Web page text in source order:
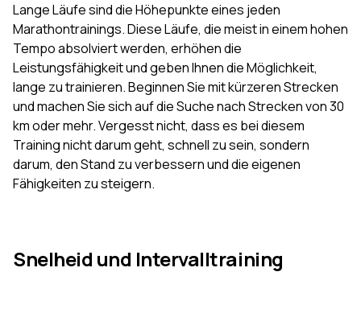
Lange Läufe sind die Höhepunkte eines jeden
Marathontrainings. Diese Läufe, die meist in einem hohen
Tempo absolviert werden, erhöhen die
Leistungsfähigkeit und geben Ihnen die Möglichkeit,
lange zu trainieren. Beginnen Sie mit kürzeren Strecken
und machen Sie sich auf die Suche nach Strecken von 30
km oder mehr. Vergesst nicht, dass es bei diesem
Training nicht darum geht, schnell zu sein, sondern
darum, den Stand zu verbessern und die eigenen
Fähigkeiten zu steigern.
Snelheid und Intervalltraining